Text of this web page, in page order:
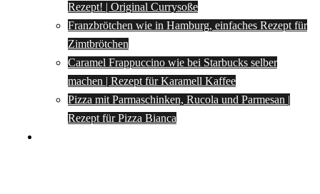
Rezept! | Original Currysoße
Franzbrötchen wie in Hamburg, einfaches Rezept für
Zimtbrötchen
Caramel Frappuccino wie bei Starbucks selber
machen | Rezept für Karamell Kaffee
Pizza mit Parmaschinken, Rucola und Parmesan |
Rezept für Pizza Bianca